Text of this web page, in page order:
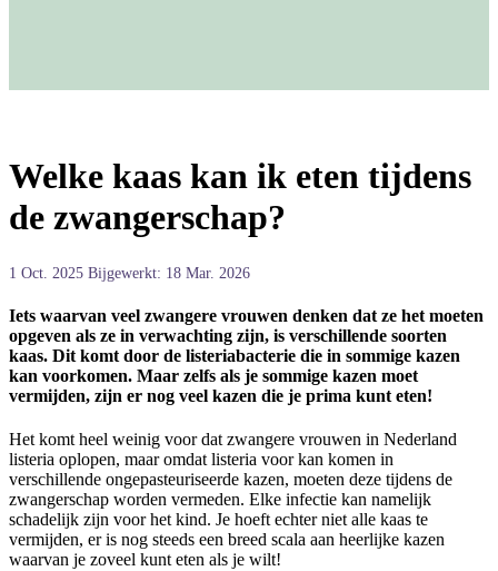
Welke kaas kan ik eten tijdens
de zwangerschap?
1 Oct. 2025 Bijgewerkt: 18 Mar. 2026
Iets waarvan veel zwangere vrouwen denken dat ze het moeten
opgeven als ze in verwachting zijn, is verschillende soorten
kaas. Dit komt door de listeriabacterie die in sommige kazen
kan voorkomen. Maar zelfs als je sommige kazen moet
vermijden, zijn er nog veel kazen die je prima kunt eten!
Het komt heel weinig voor dat zwangere vrouwen in Nederland
listeria oplopen, maar omdat listeria voor kan komen in
verschillende ongepasteuriseerde kazen, moeten deze tijdens de
zwangerschap worden vermeden. Elke infectie kan namelijk
schadelijk zijn voor het kind. Je hoeft echter niet alle kaas te
vermijden, er is nog steeds een breed scala aan heerlijke kazen
waarvan je zoveel kunt eten als je wilt!